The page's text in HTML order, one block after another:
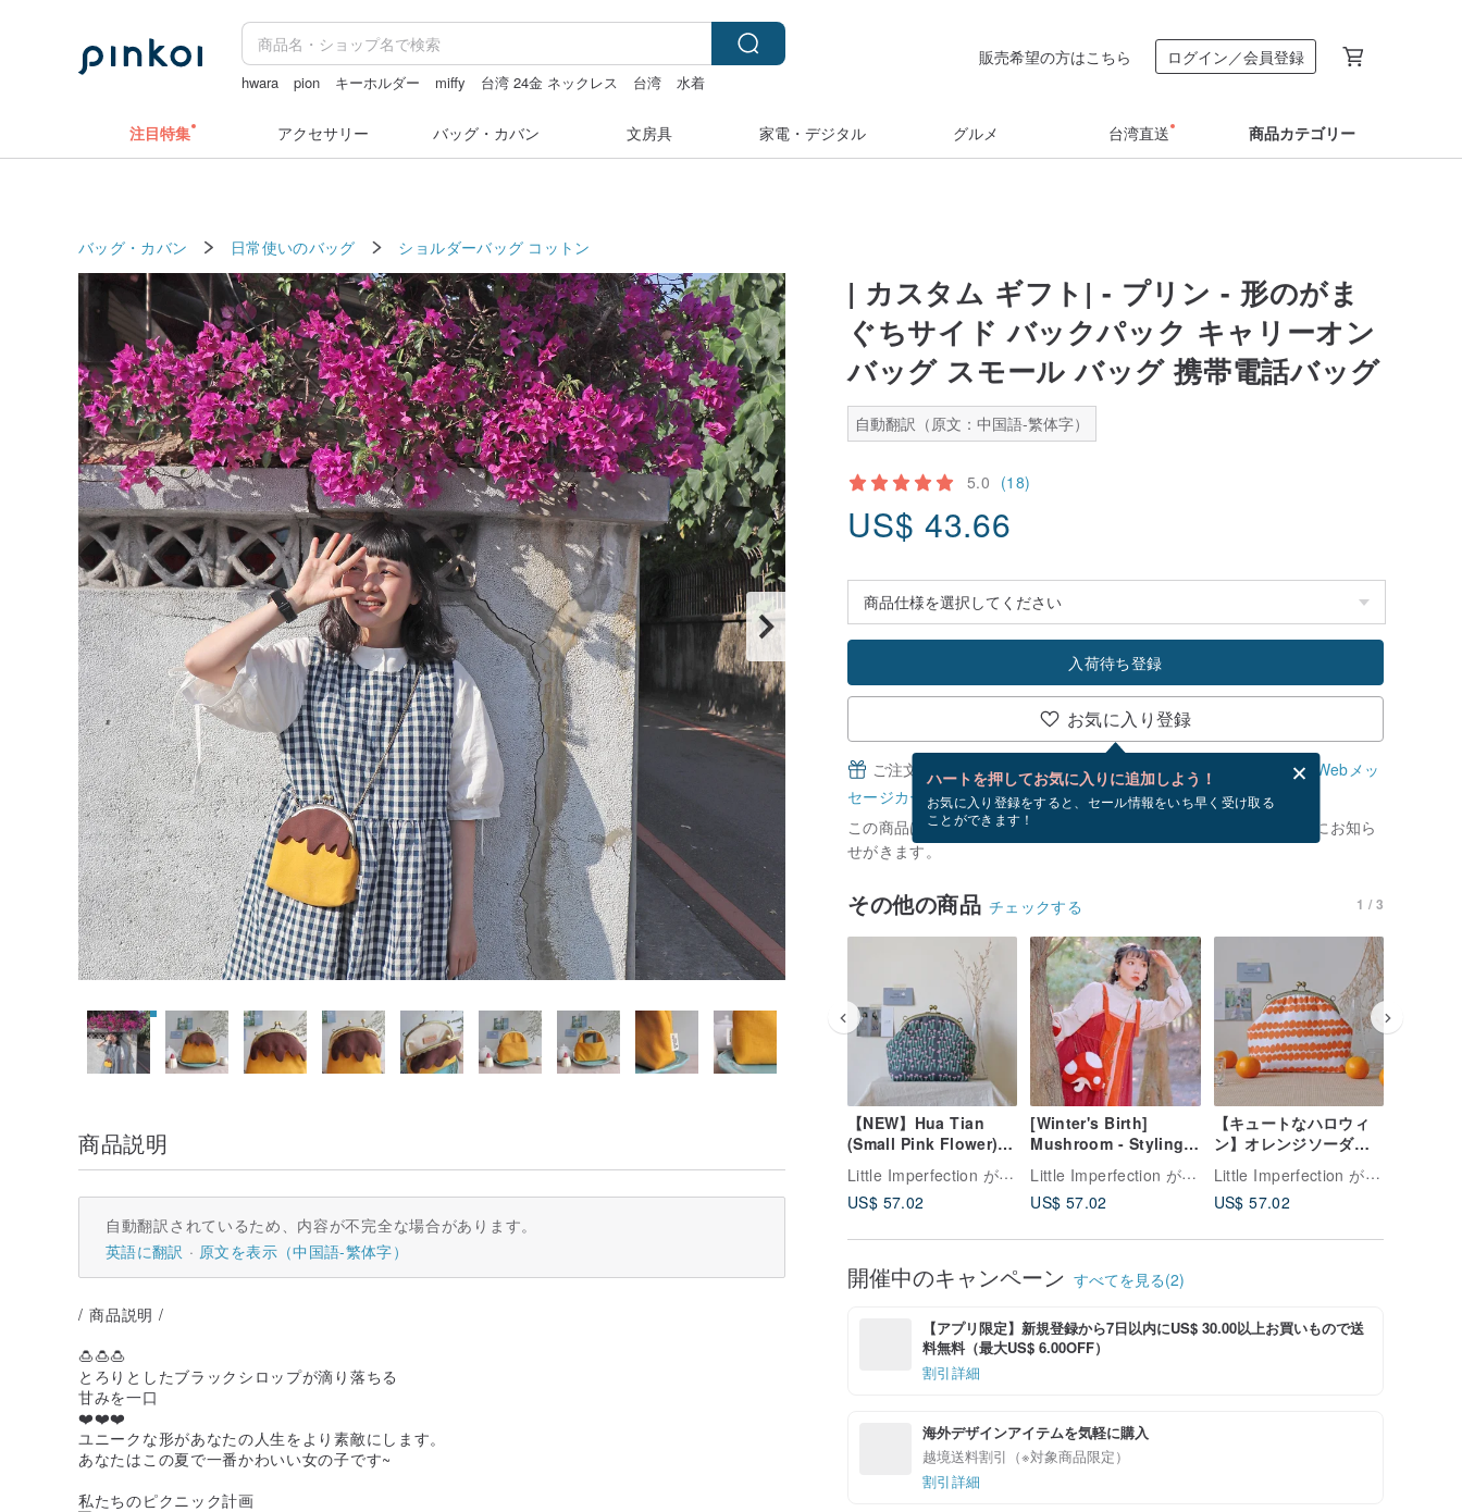
hwara pion キーホルダー miffy 台湾 24金 ネックレス 台湾
水着
販売希望の方はこちら ログイン／会員登録
注目特集 アクセサリー バッグ・カバン 文房具 家電・デジタル グルメ 台湾直送 商品カテゴリー
バッグ・カバン 日常使いのバッグ ショルダーバッグ コットン
| カスタム ギフト| - プリン - 形のがま
ぐちサイド バックパック キャリーオン
バッグ スモール バッグ 携帯電話バッグ
自動翻訳（原文：中国語-繁体字）
5.0 (18)
US$ 43.66
入荷待ち登録
お気に入り登録
ハートを押してお気に入りに追加しよう！
お気に入り登録をすると、セール情報をいち早く受け取る
ことができます！
ご注文完了後、無料でWebメッセージカードを作成できます。
Webメッ
セージカードとは？
この商品は現在在庫がありません。 [ 入荷待ち ] を押すと、優先的にお知ら
せがきます。
その他の商品 チェックする 1 / 3
【NEW】Hua Tian
(Small Pink Flower) -
がまぐちサイド バック
パック ハンドバッグ
Little Imperfection がま口
US$ 57.02
[Winter's Birth]
Mushroom - Styling
オンバッグ サイドバッ
クパック カスタマイズ
Hunting Bag
Little Imperfection がま口
US$ 57.02
【キュートなハロウィ
ン】オレンジソーダ
ュック クラッチバッグ
ギフト スタンプ
Little Imperfection がま口
US$ 57.02
開催中のキャンペーン すべてを見る(2)
【アプリ限定】新規登録から7日以内にUS$ 30.00以上お買いもので送
料無料（最大US$ 6.00OFF）
割引詳細
海外デザインアイテムを気軽に購入
越境送料割引（※対象商品限定）
割引詳細
商品説明
自動翻訳されているため、内容が不完全な場合があります。
英語に翻訳
原文を表示（中国語-繁体字）
/ 商品説明 /
🍮🍮🍮
とろりとしたブラックシロップが滴り落ちる
甘みを一口
❤️❤️❤️
ユニークな形があなたの人生をより素敵にします。
あなたはこの夏で一番かわいい女の子です~
私たちのピクニック計画